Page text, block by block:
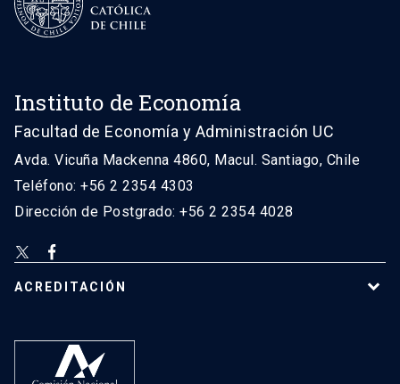
Instituto de Economía
Facultad de Economía y Administración UC
Avda. Vicuña Mackenna 4860, Macul. Santiago, Chile
Teléfono: +56 2 2354 4303
Dirección de Postgrado: +56 2 2354 4028
ACREDITACIÓN